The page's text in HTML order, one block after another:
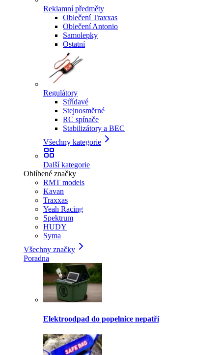
Reklamní předměty
Oblečení Traxxas
Oblečení Antonio
Samolepky
Ostatní
Regulátory
Střídavé
Stejnosměrné
RC spínače
Stabilizátory a BEC
Všechny kategorie
Další kategorie
Oblíbené značky
RMT models
Kavan
Traxxas
Yeah Racing
Spektrum
HUDY
Syma
Všechny značky
Poradna
Elektroodpad do popelnice nepatří